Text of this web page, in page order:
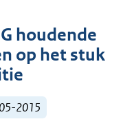
houdende
op het stuk
2015